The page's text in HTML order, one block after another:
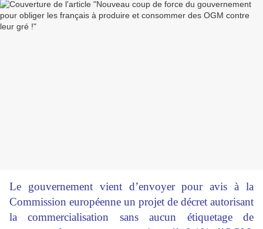
Le gouvernement vient d’envoyer pour avis à la
Commission européenne un projet de décret autorisant
la commercialisation sans aucun étiquetage de